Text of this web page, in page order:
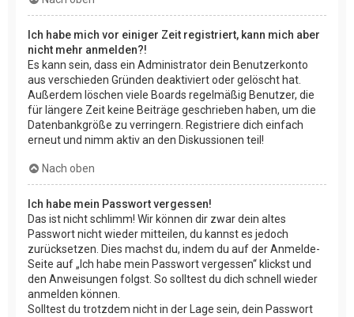
Ich habe mich vor einiger Zeit registriert, kann mich aber
nicht mehr anmelden?!
Es kann sein, dass ein Administrator dein Benutzerkonto
aus verschieden Gründen deaktiviert oder gelöscht hat.
Außerdem löschen viele Boards regelmäßig Benutzer, die
für längere Zeit keine Beiträge geschrieben haben, um die
Datenbankgröße zu verringern. Registriere dich einfach
erneut und nimm aktiv an den Diskussionen teil!
Nach oben
Ich habe mein Passwort vergessen!
Das ist nicht schlimm! Wir können dir zwar dein altes
Passwort nicht wieder mitteilen, du kannst es jedoch
zurücksetzen. Dies machst du, indem du auf der Anmelde-
Seite auf „Ich habe mein Passwort vergessen“ klickst und
den Anweisungen folgst. So solltest du dich schnell wieder
anmelden können.
Solltest du trotzdem nicht in der Lage sein, dein Passwort